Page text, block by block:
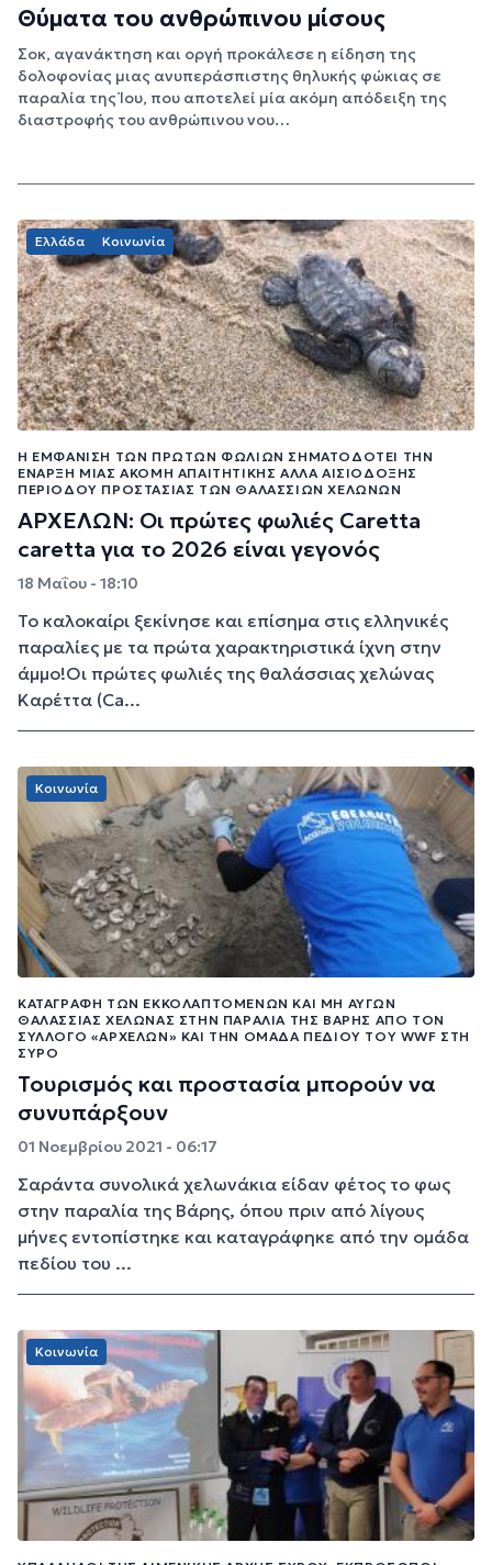
Θύματα του ανθρώπινου μίσους
Σοκ, αγανάκτηση και οργή προκάλεσε η είδηση της
δολοφονίας μιας ανυπεράσπιστης θηλυκής φώκιας σε
παραλία της Ίου, που αποτελεί μία ακόμη απόδειξη της
διαστροφής του ανθρώπινου νου…
Ελλάδα Κοινωνία
Η ΕΜΦΆΝΙΣΗ ΤΩΝ ΠΡΏΤΩΝ ΦΩΛΙΏΝ ΣΗΜΑΤΟΔΟΤΕΊ ΤΗΝ
ΈΝΑΡΞΗ ΜΊΑΣ ΑΚΌΜΗ ΑΠΑΙΤΗΤΙΚΉΣ ΑΛΛΆ ΑΙΣΙΌΔΟΞΗΣ
ΠΕΡΙΌΔΟΥ ΠΡΟΣΤΑΣΊΑΣ ΤΩΝ ΘΑΛΆΣΣΙΩΝ ΧΕΛΩΝΏΝ
ΑΡΧΕΛΩΝ: Οι πρώτες φωλιές Caretta
caretta για το 2026 είναι γεγονός
18 Μαΐου - 18:10
Το καλοκαίρι ξεκίνησε και επίσημα στις ελληνικές
παραλίες με τα πρώτα χαρακτηριστικά ίχνη στην
άμμο!Οι πρώτες φωλιές της θαλάσσιας χελώνας
Καρέττα (Ca...
Κοινωνία
ΚΑΤΑΓΡΑΦΉ ΤΩΝ ΕΚΚΟΛΑΠΤΌΜΕΝΩΝ ΚΑΙ ΜΗ ΑΥΓΏΝ
ΘΑΛΆΣΣΙΑΣ ΧΕΛΏΝΑΣ ΣΤΗΝ ΠΑΡΑΛΊΑ ΤΗΣ ΒΆΡΗΣ ΑΠΌ ΤΟΝ
ΣΎΛΛΟΓΟ «ΑΡΧΕΛΩΝ» ΚΑΙ ΤΗΝ ΟΜΆΔΑ ΠΕΔΊΟΥ ΤΟΥ WWF ΣΤΗ
ΣΎΡΟ
Τουρισμός και προστασία μπορούν να
συνυπάρξουν
01 Νοεμβρίου 2021 - 06:17
Σαράντα συνολικά χελωνάκια είδαν φέτος το φως
στην παραλία της Βάρης, όπου πριν από λίγους
μήνες εντοπίστηκε και καταγράφηκε από την ομάδα
πεδίου του ...
Κοινωνία